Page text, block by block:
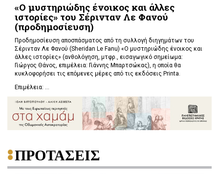
«Ο μυστηριώδης ένοικος και άλλες
ιστορίες» του Σέρινταν Λε Φανού
(προδημοσίευση)
Προδημοσίευση αποσπάσματος από τη συλλογή διηγημάτων του
Σέρινταν Λε Φανού (Sheridan Le Fanu) «Ο μυστηριώδης ένοικος και
άλλες ιστορίες» (ανθολόγηση, μτφρ., εισαγωγικό σημείωμα:
Γιώργος Θάνος, επιμέλεια: Γιάννης Μπαρτσώκας), η οποία θα
κυκλοφορήσει τις επόμενες μέρες από τις εκδόσεις Printa.
Επιμέλεια: ...
ΠΡΟΤΑΣΕΙΣ